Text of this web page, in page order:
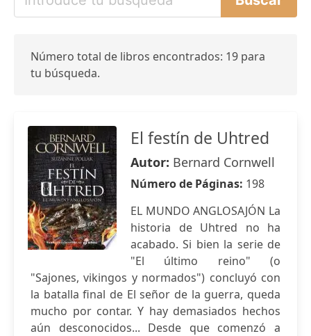
Número total de libros encontrados: 19 para
tu búsqueda.
El festín de Uhtred
Autor: Bernard Cornwell
Número de Páginas: 198
EL MUNDO ANGLOSAJÓN La
historia de Uhtred no ha
acabado. Si bien la serie de
"El último reino" (o
"Sajones, vikingos y normados") concluyó con
la batalla final de El señor de la guerra, queda
mucho por contar. Y hay demasiados hechos
aún desconocidos... Desde que comenzó a